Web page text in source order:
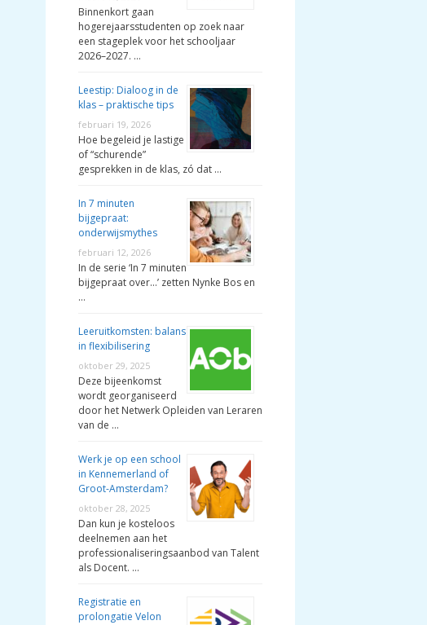
Binnenkort gaan
hogerejaarsstudenten op zoek naar
een stageplek voor het schooljaar
2026–2027. …
Leestip: Dialoog in de
klas – praktische tips
februari 19, 2026
Hoe begeleid je lastige
of “schurende”
gesprekken in de klas, zó dat …
In 7 minuten
bijgepraat:
onderwijsmythes
februari 12, 2026
In de serie ‘In 7 minuten
bijgepraat over…’ zetten Nynke Bos en
…
Leeruitkomsten: balans
in flexibilisering
oktober 29, 2025
Deze bijeenkomst
wordt georganiseerd
door het Netwerk Opleiden van Leraren
van de …
Werk je op een school
in Kennemerland of
Groot-Amsterdam?
oktober 28, 2025
Dan kun je kosteloos
deelnemen aan het
professionaliseringsaanbod van Talent
als Docent. …
Registratie en
prolongatie Velon